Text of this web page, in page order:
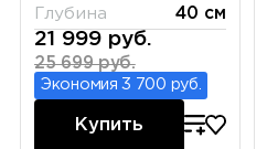
Глубина
40 см
21 999 руб.
25 699 руб.
Экономия 3 700 руб.
Купить